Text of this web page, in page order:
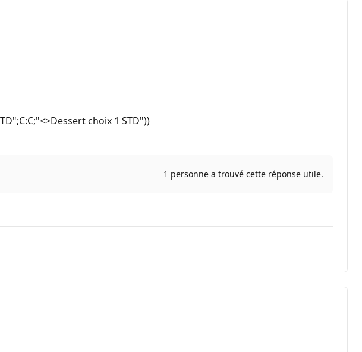
choix 1 STD"))
1 personne a trouvé cette réponse utile.